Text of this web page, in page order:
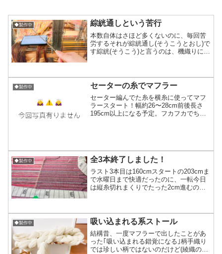
◆製作中 綜絖通しという苦行
本数自体はさほど多くないのに、毎回苦
労するそれが綜絖通し(そうこうとおし)で
す綜絖(そうこう)と言うのは、機織りにお
が一切ない無...
◆製作中 セーターの糸でマフラー
セーター編んでた糸を横糸に使ってマフ
ラースタート！幅約26〜28cm前後長さ
195cm以上になる予定。フカフカでちょ
◆製作中 全3本終了しました！
ラスト3本目は160cmスタートの203cmま
で水曜日まで快適だったのに、一転今日
は縦糸切れまくりでたった2cm進むのに1
本全部織り...
◆製作中 吸い込まれる系ストール
結構昔、一度マフラーで出したことがあ
った｢吸い込まれる錯覚になる｣柄手織り
では珍しい柄ではないのだけど(綾織の亜